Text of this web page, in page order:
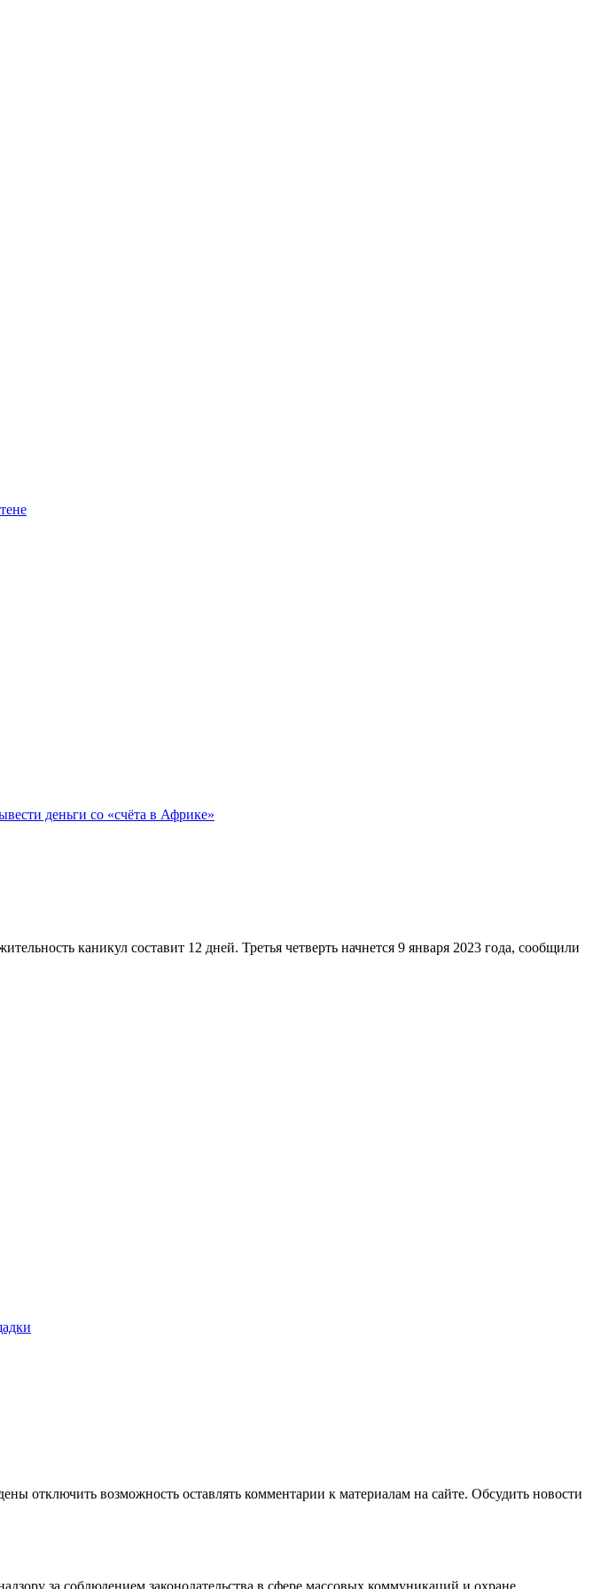
деньги со «счёта в Африке»
каникул составит 12 дней. Третья четверть начнется 9 января 2023 года, сообщили
отключить возможность оставлять комментарии к материалам на сайте. Обсудить новости
за соблюдением законодательства в сфере массовых коммуникаций и охране